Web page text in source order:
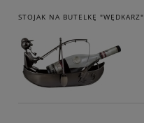
STOJAK NA BUTELKĘ "WĘDKARZ"